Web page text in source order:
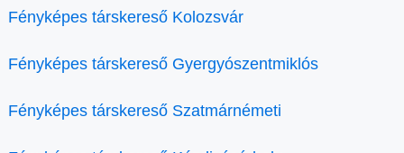
Fényképes társkereső Kolozsvár
Fényképes társkereső Gyergyószentmiklós
Fényképes társkereső Szatmárnémeti